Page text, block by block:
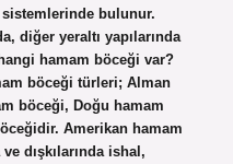
bulunur.
diğer yeraltı yapılarında
hamam böceği var?
böceği türleri; Alman
böceği, Doğu hamam
Amerikan hamam
dışkılarında ishal,